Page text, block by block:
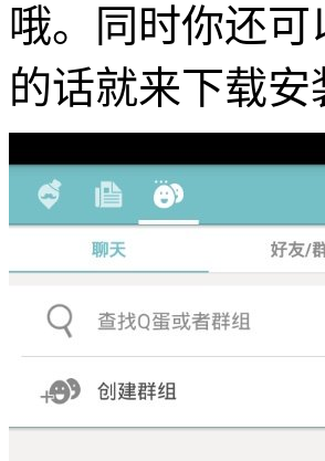
哦。同时你还
的话就来下载安